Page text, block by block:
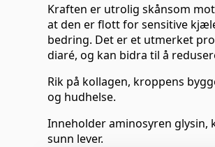
Kraften er utrolig skånsom
at den er flott for sensitive
bedring. Det er et utmerket
diaré, og kan bidra til å
Rik på kollagen, kroppens
og hudhelse.
Inneholder aminosyren glysin,
sunn lever.